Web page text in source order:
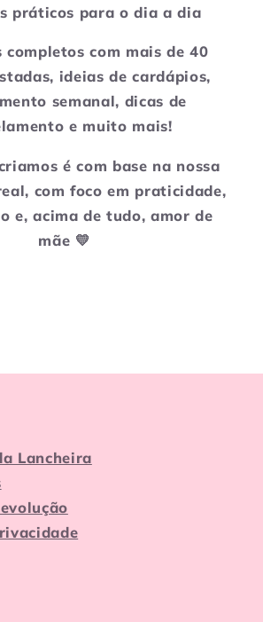
práticos para o dia a dia
completos com mais de 40
ideias de cardápios,
semanal, dicas de
e muito mais!
é com base na nossa
com foco em praticidade,
e, acima de tudo, amor de
mãe 💛
Lancheira